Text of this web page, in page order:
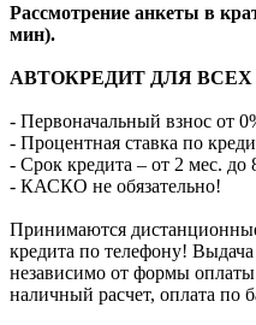
Рассмотрение анкеты в
мин).
АВТОКРЕДИТ ДЛЯ
- Первоначальный взнос от
- Процентная ставка по
- Срок кредита – от 2 мес. до
- КАСКО не обязательно!
Принимаются
кредита по телефону!
независимо от формы оплаты
наличный расчет, оплата по